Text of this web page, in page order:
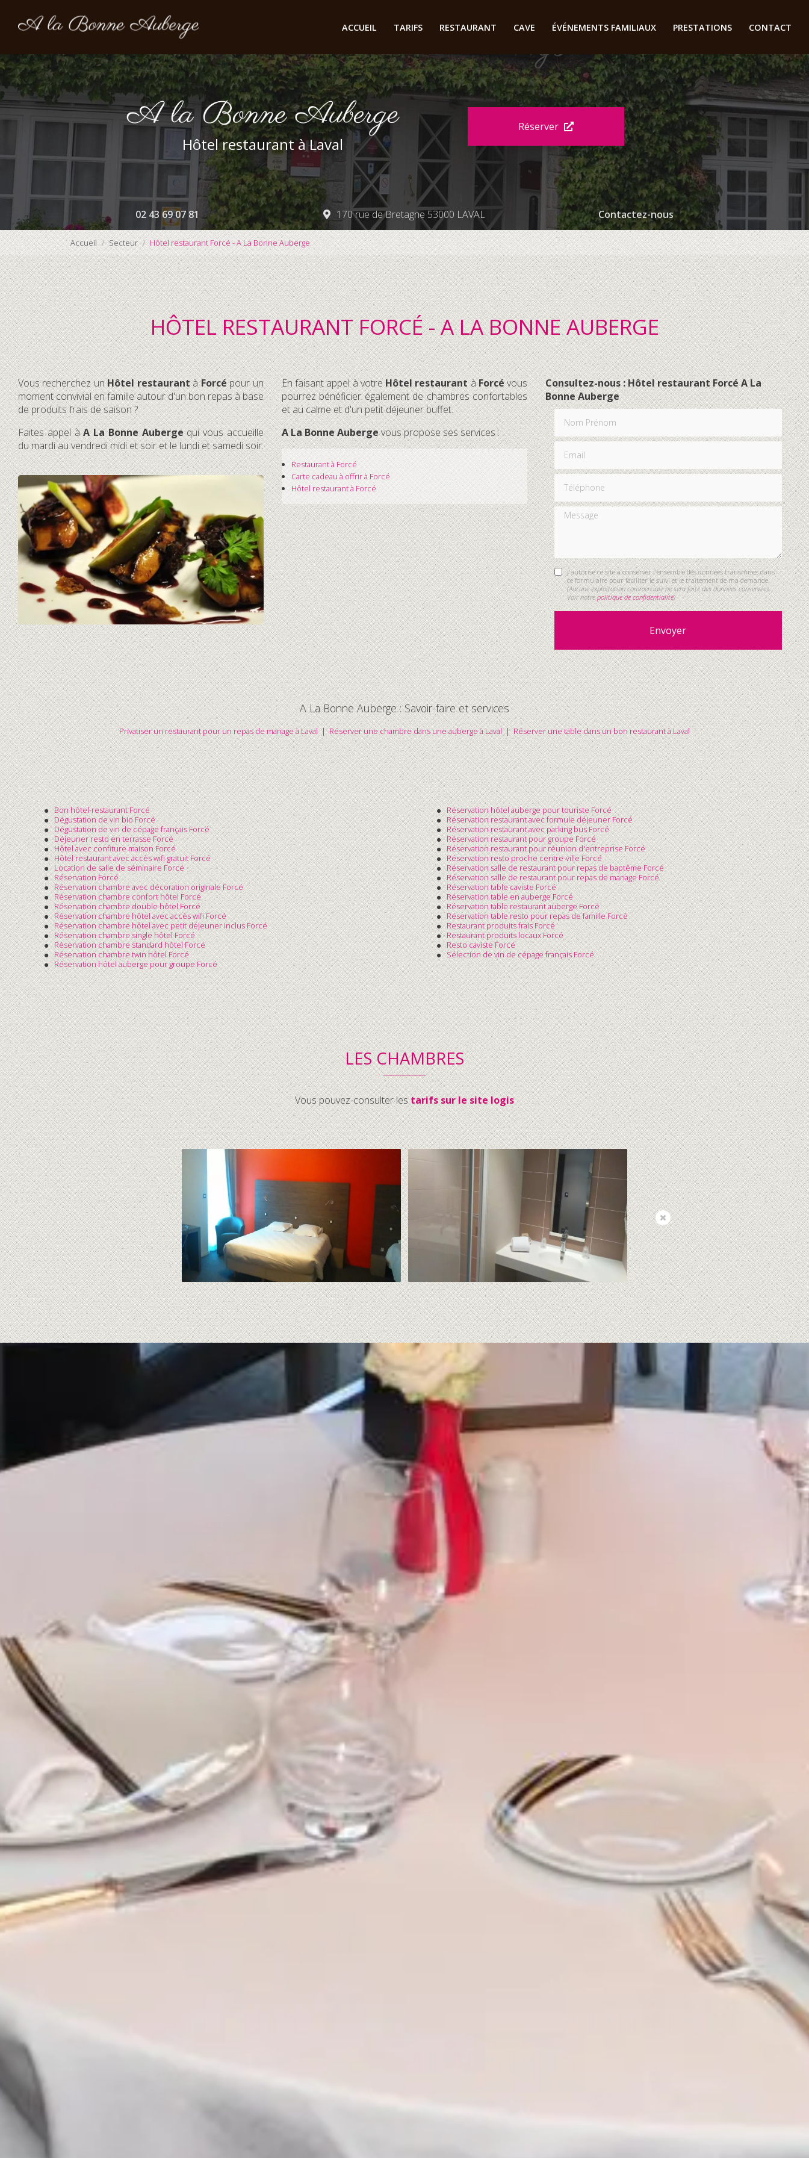
contenu
ACCUEIL TARIFS RESTAURANT CAVE ÉVÉNEMENTS FAMILIAUX PRESTATIONS CONTACT
Hôtel restaurant à Laval
Réserver
02 43 69 07 81 170 rue de Bretagne 53000 LAVAL Contactez-nous
Accueil Secteur Hôtel restaurant Forcé - A La Bonne Auberge
HÔTEL RESTAURANT FORCÉ - A LA BONNE AUBERGE
Vous recherchez unHôtel restaurantàForcépour un
moment convivial en famille autour d'un bon repas à base
de produits frais de saison ?
Faites appel àA La Bonne Aubergequi vous accueille
du mardi au vendredi midi et soir et le lundi et samedi soir.
En faisant appel à votreHôtel restaurantàForcévous
pourrez bénéficier également de chambres confortables
et au calme et d'un petit déjeuner buffet.
A La Bonne Aubergevous propose ses services :
Restaurantà Forcé
Carte cadeau à offrirà Forcé
Hôtel restaurantà Forcé
Consultez-nous : Hôtel restaurant Forcé A La
Bonne Auberge
Nom Prénom
Email
Téléphone
Message
J'autorise ce site à conserver l'ensemble des données transmises dans
ce formulaire pour faciliter le suivi et le traitement de ma demande.
(Aucune exploitation commerciale ne sera faite des données conservées.
Voir notrepolitique de confidentialité)
A La Bonne Auberge : Savoir-faire et services
Privatiser un restaurant pour un repas de mariage à Laval|Réserver une chambre dans une auberge à Laval|Réserver une table dans un bon restaurant à Laval
Bon hôtel-restaurant Forcé
Dégustation de vin bio Forcé
Dégustation de vin de cépage français Forcé
Déjeuner resto en terrasse Forcé
Hôtel avec confiture maison Forcé
Hôtel restaurant avec accès wifi gratuit Forcé
Location de salle de séminaire Forcé
Réservation Forcé
Réservation chambre avec décoration originale Forcé
Réservation chambre confort hôtel Forcé
Réservation chambre double hôtel Forcé
Réservation chambre hôtel avec accès wifi Forcé
Réservation chambre hôtel avec petit déjeuner inclus Forcé
Réservation chambre single hôtel Forcé
Réservation chambre standard hôtel Forcé
Réservation chambre twin hôtel Forcé
Réservation hôtel auberge pour groupe Forcé
Réservation hôtel auberge pour touriste Forcé
Réservation restaurant avec formule déjeuner Forcé
Réservation restaurant avec parking bus Forcé
Réservation restaurant pour groupe Forcé
Réservation restaurant pour réunion d'entreprise Forcé
Réservation resto proche centre-ville Forcé
Réservation salle de restaurant pour repas de baptême Forcé
Réservation salle de restaurant pour repas de mariage Forcé
Réservation table caviste Forcé
Réservation table en auberge Forcé
Réservation table restaurant auberge Forcé
Réservation table resto pour repas de famille Forcé
Restaurant produits frais Forcé
Restaurant produits locaux Forcé
Resto caviste Forcé
Sélection de vin de cépage français Forcé
LES CHAMBRES
Vous pouvez-consulter lestarifs sur le site logis